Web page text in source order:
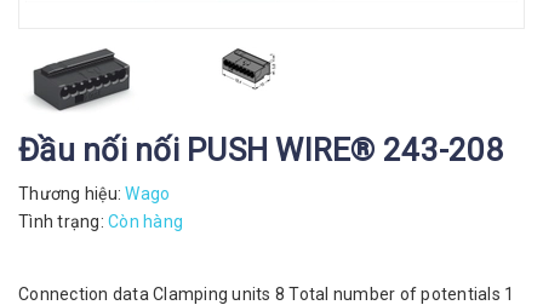
Đầu nối nối PUSH WIRE® 243-208
Thương hiệu: Wago
Tình trạng: Còn hàng
Connection data Clamping units 8 Total number of potentials 1